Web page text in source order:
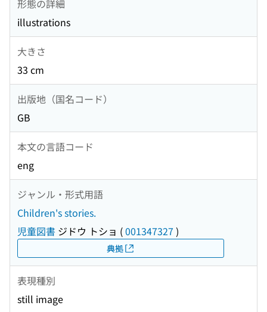
形態の詳細
illustrations
大きさ
33 cm
出版地（国名コード）
GB
本文の言語コード
eng
ジャンル・形式用語
Children's stories.
児童図書 ジドウ トショ (001347327 )
典拠
表現種別
still image